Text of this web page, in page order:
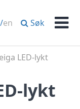
/en Søk
LED-lykt
lykt